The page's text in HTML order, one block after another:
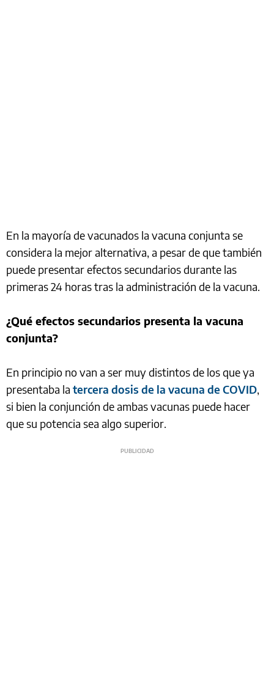
En la mayoría de vacunados la vacuna conjunta se
considera la mejor alternativa, a pesar de que también
puede presentar efectos secundarios durante las
primeras 24 horas tras la administración de la vacuna.
¿Qué efectos secundarios presenta la vacuna
conjunta?
En principio no van a ser muy distintos de los que ya
presentaba la tercera dosis de la vacuna de COVID,
si bien la conjunción de ambas vacunas puede hacer
que su potencia sea algo superior.